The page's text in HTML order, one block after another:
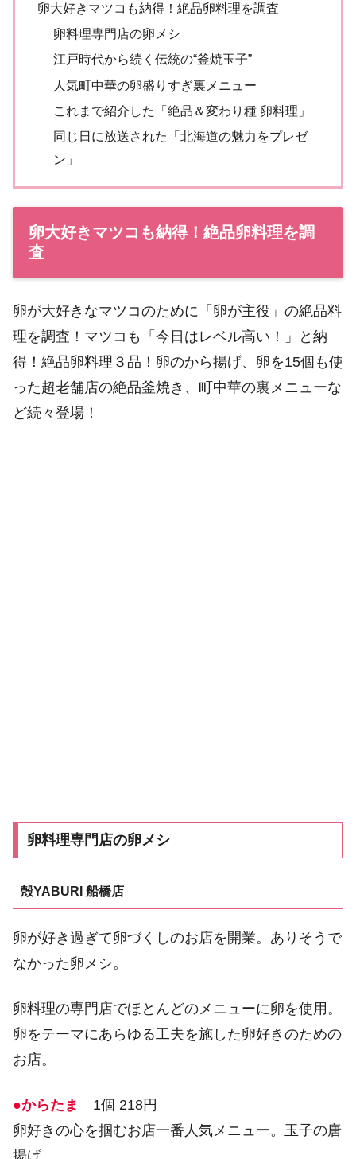
卵大好きマツコも納得！絶品卵料理を調査
卵料理専門店の卵メシ
江戸時代から続く伝統の“釜焼玉子”
人気町中華の卵盛りすぎ裏メニュー
これまで紹介した「絶品＆変わり種 卵料理」
同じ日に放送された「北海道の魅力をプレゼ
ン」
卵大好きマツコも納得！絶品卵料理を調
査
卵が大好きなマツコのために「卵が主役」の絶品料
理を調査！マツコも「今日はレベル高い！」と納
得！絶品卵料理３品！卵のから揚げ、卵を15個も使
った超老舗店の絶品釜焼き、町中華の裏メニューな
ど続々登場！
卵料理専門店の卵メシ
殻YABURI 船橋店
卵が好き過ぎて卵づくしのお店を開業。ありそうで
なかった卵メシ。
卵料理の専門店でほとんどのメニューに卵を使用。
卵をテーマにあらゆる工夫を施した卵好きのための
お店。
●からたま
1個 218円
卵好きの心を掴むお店一番人気メニュー。玉子の唐